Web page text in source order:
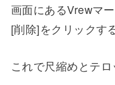
画面にあるVrewマ
[削除]をクリックす
これで尺縮めとテロ